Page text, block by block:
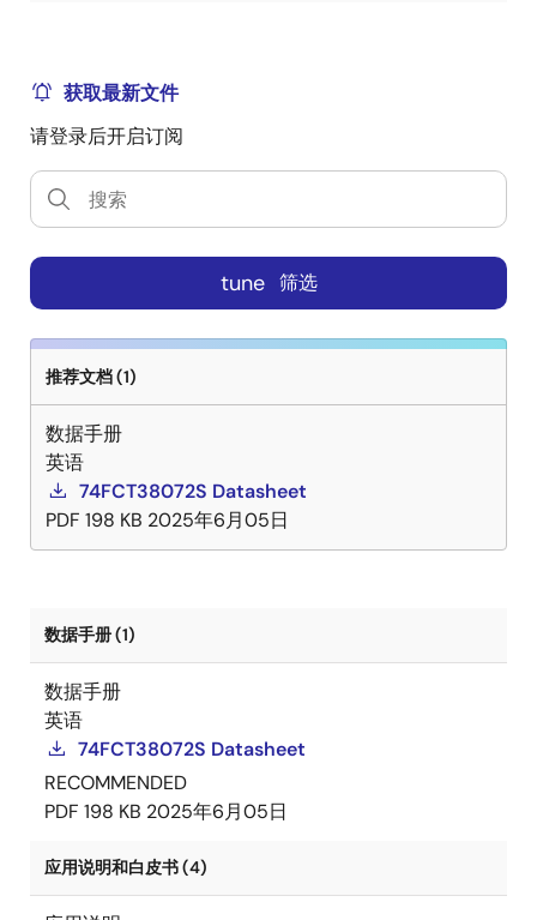
获取最新文件
请登录后开启订阅
tune 筛选
推荐文档 (1)
数据手册
英语
74FCT38072S Datasheet
PDF 198 KB 2025年6月05日
数据手册 (1)
数据手册
英语
74FCT38072S Datasheet
RECOMMENDED
PDF 198 KB 2025年6月05日
应用说明和白皮书 (4)